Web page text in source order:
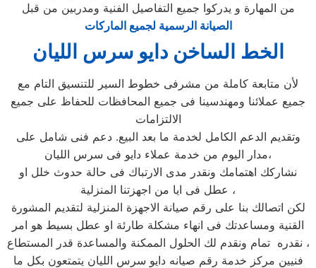
من المهارة و يدركوا جميع التفاصيل الفنية ومدربين من قبل
الصيانة الرسمية لجميع الماركات
الخط الساخن دايو سرس الليان
لأن متابعة كاملة من مشرفى خطوط السير للتنسيق التام مع
جميع عملائنا ومهندسينا فى جميع المحافظات للحفاظ على جميع
الالتزامات
وتقديم الدعم الكامل لخدمة ما بعد البيع. دعم فنى شامل على
مدار اليوم من خدمة عملاء دايو فى سرس الليان،
نشاركك اهتمامك ونقدر مدى الارتباك فى حالة حدوث خلل او
عطل فى ايا من اجهزتنا المنزلية ،
لكن اتصالك بنا على رقم صيانة الاجهزة المنزلية لتقديم المشورة
القنية ومساعدتك فى انهاء مشكلة طارئة او عطل بسيط هو امر
نقدره تمام ونقدم لك الحلول الممكنة والمساعدة قدر المستطاع ،
فنيين مركز خدمة رقم صيانه دايو سرس الليان يتمتعون بكل ما